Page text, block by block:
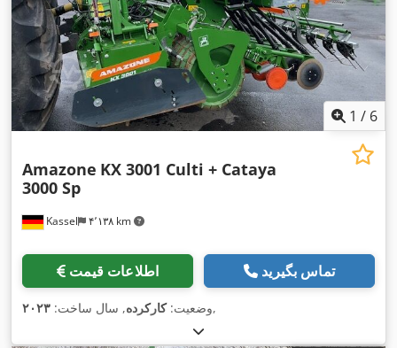
1 / 6
Kassel ۴٬۱۳۸ km
Amazone KX 3001 Culti + Cataya
3000 Sp
اطلاعات قیمت تماس بگیرید
وضعیت:کارکرده, سال ساخت: ۲۰۲۳ ,